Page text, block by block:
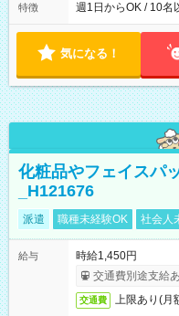
特徴 週1日からOK / 10名
気になる！
化粧品やフェイスパ
_H121676
派遣 職種未経験OK 社会人
給与
時給1,450円
交通費別途支給
交通費 上限あり(月